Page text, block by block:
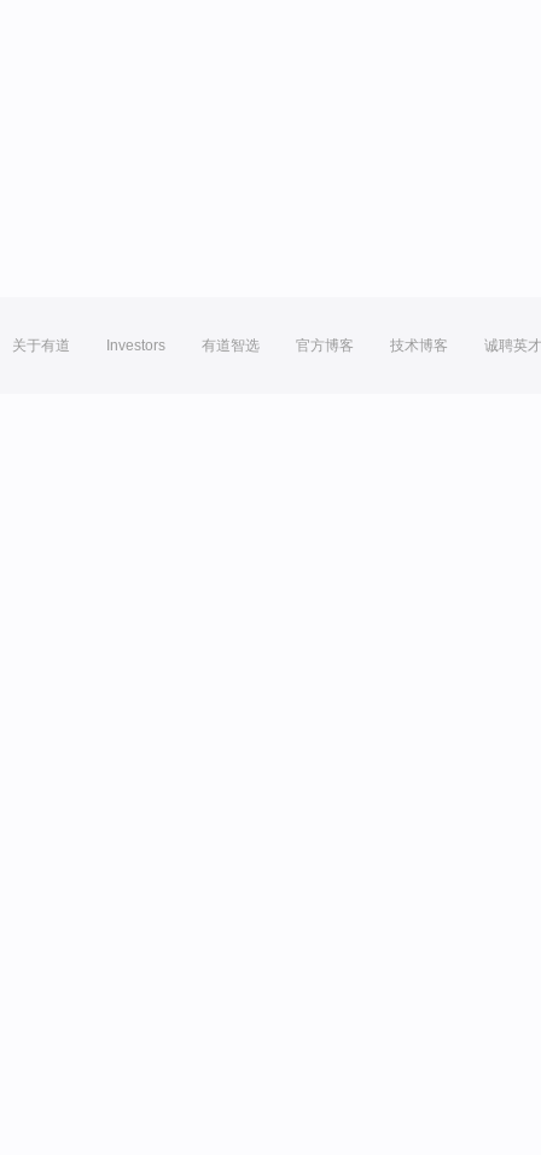
关于有道 Investors 有道智选 官方博客 技术博客 诚聘英才